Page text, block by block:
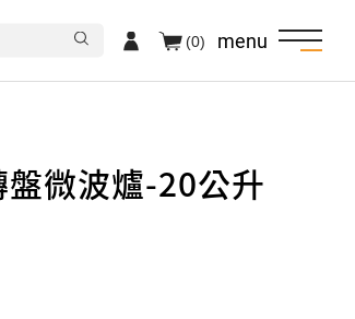
menu
(0)
微波爐-20公升